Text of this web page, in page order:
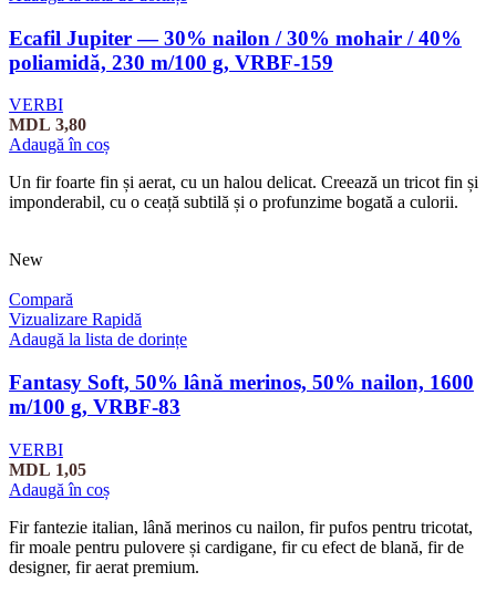
Ecafil Jupiter — 30% nailon / 30% mohair / 40%
poliamidă, 230 m/100 g, VRBF-159
VERBI
MDL 3,80
Adaugă în coș
Un fir foarte fin și aerat, cu un halou delicat. Creează un tricot fin și
imponderabil, cu o ceață subtilă și o profunzime bogată a culorii.
New
Compară
Vizualizare Rapidă
Adaugă la lista de dorințe
Fantasy Soft, 50% lână merinos, 50% nailon, 1600
m/100 g, VRBF-83
VERBI
MDL 1,05
Adaugă în coș
Fir fantezie italian, lână merinos cu nailon, fir pufos pentru tricotat,
fir moale pentru pulovere și cardigane, fir cu efect de blană, fir de
designer, fir aerat premium.